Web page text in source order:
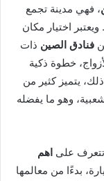
، فهي مدينة تجمع
ويعتبر اختيار مكان
فنادق الصين ذات
خطوة ذكية
يتميز كثير من
وهو ما يفضله
تتعرف على اهم
بدءًا من معالمها